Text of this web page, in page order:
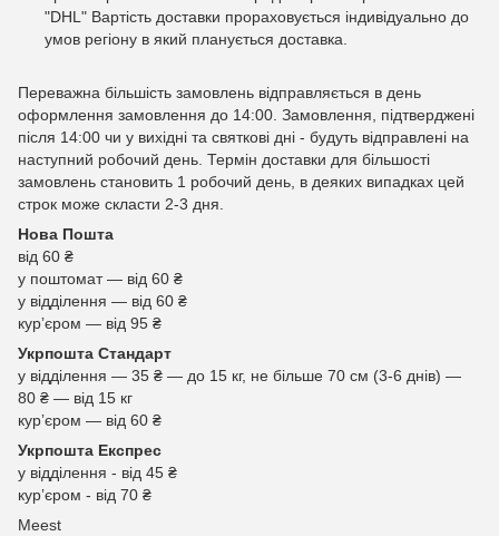
"DHL" Вартість доставки прораховується індивідуально до
умов регіону в який планується доставка.
Переважна більшість замовлень відправляється в день
оформлення замовлення до 14:00. Замовлення, підтверджені
після 14:00 чи у вихідні та святкові дні - будуть відправлені на
наступний робочий день. Термін доставки для більшості
замовлень становить 1 робочий день, в деяких випадках цей
строк може скласти 2-3 дня.
Нова Пошта
від 60 ₴
у поштомат — від 60 ₴
у відділення — від 60 ₴
курʼєром — від 95 ₴
Укрпошта Стандарт
у відділення — 35 ₴ — до 15 кг, не більше 70 см (3-6 днів) —
80 ₴ — від 15 кг
курʼєром — від 60 ₴
Укрпошта Експрес
у відділення - від 45 ₴
курʼєром - від 70 ₴
Meest